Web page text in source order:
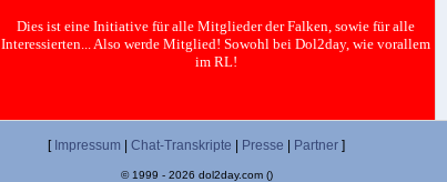
Dies ist eine Initiative für alle Mitglieder der Falken, sowie für alle
Interessierten... Also werde Mitglied! Sowohl bei Dol2day, wie vorallem
im RL!
[ Impressum Chat-Transkripte Presse Partner ]
© 1999 - 2026 dol2day.com ()